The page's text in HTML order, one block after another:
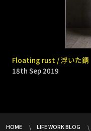
9331 _ Bomb rain
18th Sep 2019
Floating rust / 浮いた錆
18th Sep 2019
HOME LIFE WORK BLOG